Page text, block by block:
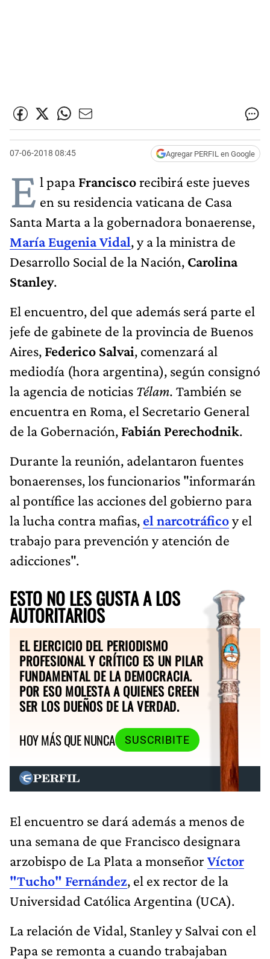
07-06-2018 08:45 Agregar PERFIL en Google
E l papa Franciscorecibirá este jueves
en su residencia vaticana de Casa
Santa Marta a la gobernadora bonaerense,
María Eugenia Vidal, y a la ministra de
Desarrollo Social de la Nación, Carolina
Stanley.
El encuentro, del que además será parte el
jefe de gabinete de la provincia de Buenos
Aires, Federico Salvai, comenzará al
mediodía (hora argentina), según consignó
la agencia de noticias Télam. También se
encuentra en Roma, el Secretario General
de la Gobernación, Fabián Perechodnik.
Durante la reunión, adelantaron fuentes
bonaerenses, los funcionarios "informarán
al pontífice las acciones del gobierno para
la lucha contra mafias, el narcotráficoy el
trabajo para prevención y atención de
adicciones".
ESTO NO LES GUSTA A LOS
AUTORITARIOS
EL EJERCICIO DEL PERIODISMO
PROFESIONAL Y CRÍTICO ES UN PILAR
FUNDAMENTAL DE LA DEMOCRACIA.
POR ESO MOLESTA A QUIENES CREEN
SER LOS DUEÑOS DE LA VERDAD.
HOY MÁS QUE NUNCA
SUSCRIBITE
El encuentro se dará además a menos de
una semana de que Francisco designara
arzobispo de La Plata a monseñor Víctor
"Tucho" Fernández, el ex rector de la
Universidad Católica Argentina (UCA).
La relación de Vidal, Stanley y Salvai con el
Papa se remonta a cuando trabajaban